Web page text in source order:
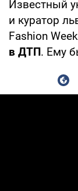
Известный
и куратор
Fashion Week
в ДТП. Ему